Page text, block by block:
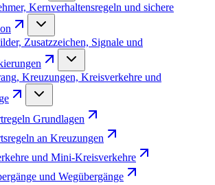
Kernverhaltensregeln und sichere
Zusatzzeichen, Signale und
Kreuzungen, Kreisverkehre und
Grundlagen
an Kreuzungen
und Mini-Kreisverkehre
und Wegübergänge